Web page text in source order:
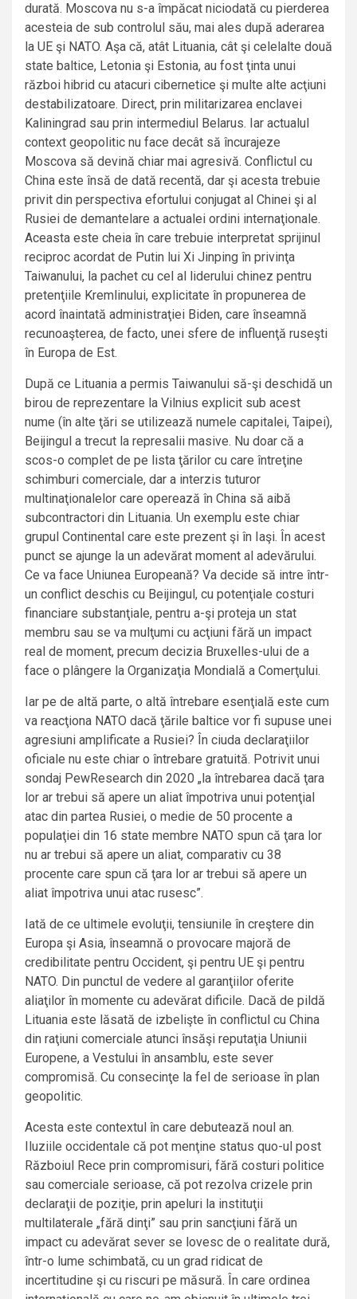
durată. Moscova nu s-a împăcat niciodată cu pierderea
acesteia de sub controlul său, mai ales după aderarea
la UE şi NATO. Aşa că, atât Lituania, cât şi celelalte două
state baltice, Letonia şi Estonia, au fost ţinta unui
război hibrid cu atacuri cibernetice şi multe alte acţiuni
destabilizatoare. Direct, prin militarizarea enclavei
Kaliningrad sau prin intermediul Belarus. Iar actualul
context geopolitic nu face decât să încurajeze
Moscova să devină chiar mai agresivă. Conflictul cu
China este însă de dată recentă, dar şi acesta trebuie
privit din perspectiva efortului conjugat al Chinei şi al
Rusiei de demantelare a actualei ordini internaţionale.
Aceasta este cheia în care trebuie interpretat sprijinul
reciproc acordat de Putin lui Xi Jinping în privinţa
Taiwanului, la pachet cu cel al liderului chinez pentru
pretenţiile Kremlinului, explicitate în propunerea de
acord înaintată administraţiei Biden, care înseamnă
recunoaşterea, de facto, unei sfere de influenţă ruseşti
în Europa de Est.
După ce Lituania a permis Taiwanului să-şi deschidă un
birou de reprezentare la Vilnius explicit sub acest
nume (în alte ţări se utilizează numele capitalei, Taipei),
Beijingul a trecut la represalii masive. Nu doar că a
scos-o complet de pe lista ţărilor cu care întreţine
schimburi comerciale, dar a interzis tuturor
multinaţionalelor care operează în China să aibă
subcontractori din Lituania. Un exemplu este chiar
grupul Continental care este prezent şi în Iaşi. În acest
punct se ajunge la un adevărat moment al adevărului.
Ce va face Uniunea Europeană? Va decide să intre într-
un conflict deschis cu Beijingul, cu potenţiale costuri
financiare substanţiale, pentru a-şi proteja un stat
membru sau se va mulţumi cu acţiuni fără un impact
real de moment, precum decizia Bruxelles-ului de a
face o plângere la Organizaţia Mondială a Comerţului.
Iar pe de altă parte, o altă întrebare esenţială este cum
va reacţiona NATO dacă ţările baltice vor fi supuse unei
agresiuni amplificate a Rusiei? În ciuda declaraţiilor
oficiale nu este chiar o întrebare gratuită. Potrivit unui
sondaj PewResearch din 2020 „la întrebarea dacă ţara
lor ar trebui să apere un aliat împotriva unui potenţial
atac din partea Rusiei, o medie de 50 procente a
populaţiei din 16 state membre NATO spun că ţara lor
nu ar trebui să apere un aliat, comparativ cu 38
procente care spun că ţara lor ar trebui să apere un
aliat împotriva unui atac rusesc”.
Iată de ce ultimele evoluţii, tensiunile în creştere din
Europa şi Asia, înseamnă o provocare majoră de
credibilitate pentru Occident, şi pentru UE şi pentru
NATO. Din punctul de vedere al garanţiilor oferite
aliaţilor în momente cu adevărat dificile. Dacă de pildă
Lituania este lăsată de izbelişte în conflictul cu China
din raţiuni comerciale atunci însăşi reputaţia Uniunii
Europene, a Vestului în ansamblu, este sever
compromisă. Cu consecinţe la fel de serioase în plan
geopolitic.
Acesta este contextul în care debutează noul an.
Iluziile occidentale că pot menţine status quo-ul post
Războiul Rece prin compromisuri, fără costuri politice
sau comerciale serioase, că pot rezolva crizele prin
declaraţii de poziţie, prin apeluri la instituţii
multilaterale „fără dinţi” sau prin sancţiuni fără un
impact cu adevărat sever se lovesc de o realitate dură,
într-o lume schimbată, cu un grad ridicat de
incertitudine şi cu riscuri pe măsură. În care ordinea